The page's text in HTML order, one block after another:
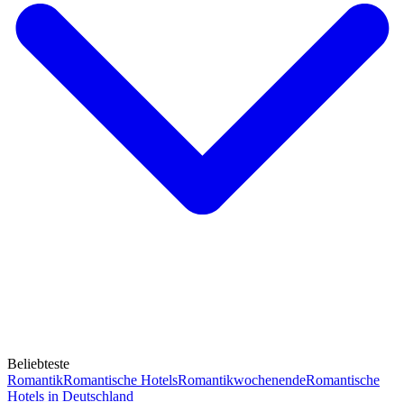
Beliebteste
RomantikRomantische HotelsRomantikwochenendeRomantische
Hotels in Deutschland